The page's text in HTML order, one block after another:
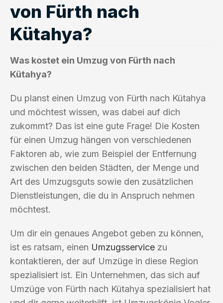
von Fürth nach
Kütahya?
Was kostet ein Umzug von Fürth nach
Kütahya?
Du planst einen Umzug von Fürth nach Kütahya
und möchtest wissen, was dabei auf dich
zukommt? Das ist eine gute Frage! Die Kosten
für einen Umzug hängen von verschiedenen
Faktoren ab, wie zum Beispiel der Entfernung
zwischen den beiden Städten, der Menge und
Art des Umzugsguts sowie den zusätzlichen
Dienstleistungen, die du in Anspruch nehmen
möchtest.
Um dir ein genaues Angebot geben zu können,
ist es ratsam, einen Umzugsservice zu
kontaktieren, der auf Umzüge in diese Region
spezialisiert ist. Ein Unternehmen, das sich auf
Umzüge von Fürth nach Kütahya spezialisiert hat